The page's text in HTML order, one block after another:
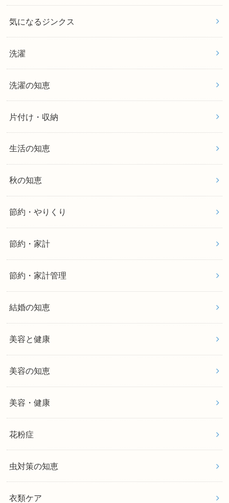
気になるジンクス
洗濯
洗濯の知恵
片付け・収納
生活の知恵
秋の知恵
節約・やりくり
節約・家計
節約・家計管理
結婚の知恵
美容と健康
美容の知恵
美容・健康
花粉症
虫対策の知恵
衣類ケア